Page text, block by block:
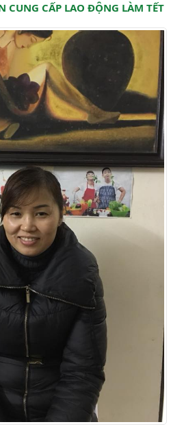
CUNG CẤP LAO ĐỘNG LÀM TẾT